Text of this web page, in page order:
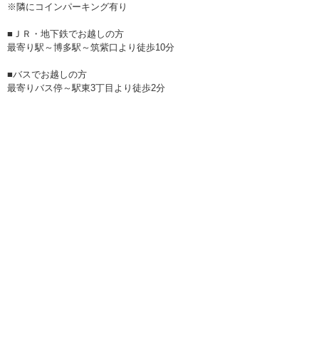
※隣にコインパーキング有り
■ＪＲ・地下鉄でお越しの方
最寄り駅～博多駅～筑紫口より徒歩10分
■バスでお越しの方
最寄りバス停～駅東3丁目より徒歩2分